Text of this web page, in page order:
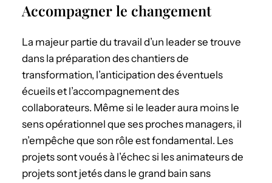
Accompagner le changement
La majeur partie du travail d’un leader se trouve
dans la préparation des chantiers de
transformation, l’anticipation des éventuels
écueils et l’accompagnement des
collaborateurs. Même si le leader aura moins le
sens opérationnel que ses proches managers, il
n’empêche que son rôle est fondamental. Les
projets sont voués à l’échec si les animateurs de
projets sont jetés dans le grand bain sans